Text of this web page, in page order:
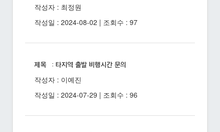
작성자 : 최정원
작성일 : 2024-08-02 | 조회수 : 97
제목 : 타지역 출발 비행시간 문의
작성자 : 이예진
작성일 : 2024-07-29 | 조회수 : 96